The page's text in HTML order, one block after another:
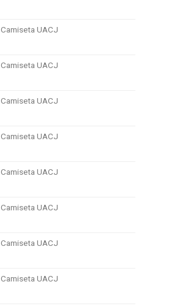
Camiseta UACJ
Camiseta UACJ
Camiseta UACJ
Camiseta UACJ
Camiseta UACJ
Camiseta UACJ
Camiseta UACJ
Camiseta UACJ